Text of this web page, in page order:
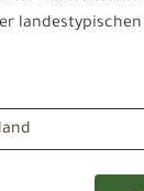
landestypischen